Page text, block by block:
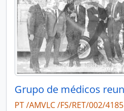
PT /AMVLC /FS/RET/002/4185